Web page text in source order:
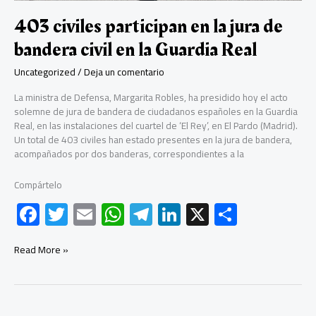
relevo
de
la
Guardia
Real
el
X
aniversario
de
su
como
monarca
403 civiles participan en la jura de
bandera civil en la Guardia Real
Uncategorized/Deja un comentario
La ministra de Defensa, Margarita Robles, ha presidido hoy el acto
solemne de jura de bandera de ciudadanos españoles en la Guardia
Real, en las instalaciones del cuartel de ‘El Rey’, en El Pardo (Madrid).
Un total de 403 civiles han estado presentes en la jura de bandera,
acompañados por dos banderas, correspondientes a la
Compártelo
F
ac
e
b
T
wi
er
E
m
W
h
s
Te
le
a
Li
nk
dI
X
p
403
Read More »